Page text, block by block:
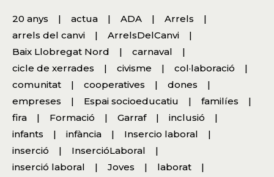
20 anys actua ADA
Arrels
arrels del canvi
ArrelsDelCanvi
Baix Llobregat Nord
carnaval
cicle de xerrades
civisme
col·laboració
comunitat
cooperatives
dones
empreses
Espai socioeducatiu
familíes
fira
Formació Garraf
inclusió
infants
infància
Insercio laboral
inserció
InsercióLaboral
inserció laboral
Joves
laborat